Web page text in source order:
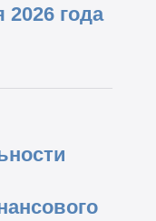
2026 года